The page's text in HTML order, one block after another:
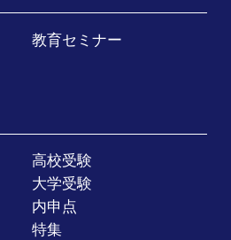
教育セミナー
高校受験
大学受験
内申点
特集